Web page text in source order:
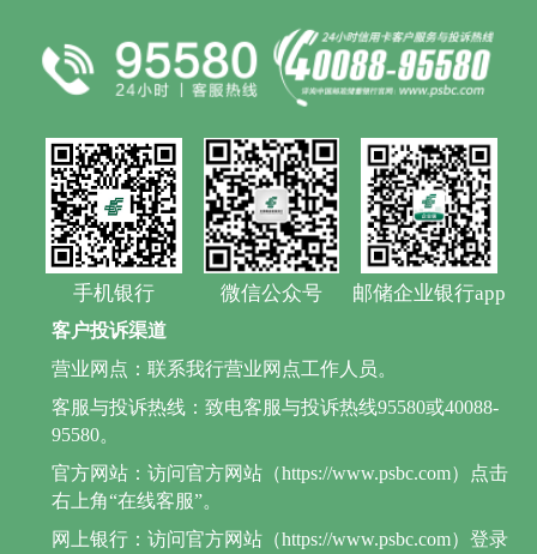
手机银行 微信公众号 邮储企业银行app
客户投诉渠道
营业网点：联系我行营业网点工作人员。
客服与投诉热线：致电客服与投诉热线95580或40088-
95580。
官方网站：访问官方网站（https://www.psbc.com）点击
右上角“在线客服”。
网上银行：访问官方网站（https://www.psbc.com）登录